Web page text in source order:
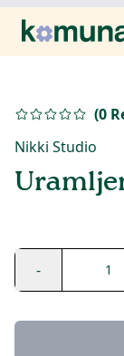
(0
Nikki Studio
- 1